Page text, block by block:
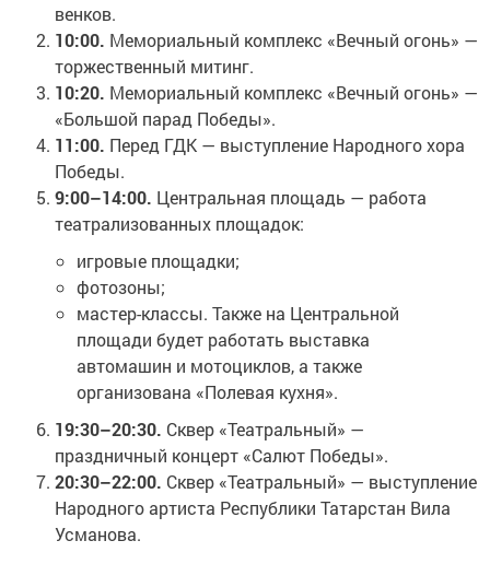
венков.
10:00. Мемориальный комплекс «Вечный огонь» —
торжественный митинг.
10:20. Мемориальный комплекс «Вечный огонь» —
«Большой парад Победы».
11:00. Перед ГДК — выступление Народного хора
Победы.
9:00–14:00. Центральная площадь — работа
театрализованных площадок:
игровые площадки;
фотозоны;
мастер-классы. Также на Центральной
площади будет работать выставка
автомашин и мотоциклов, а также
организована «Полевая кухня».
19:30–20:30. Сквер «Театральный» —
праздничный концерт «Салют Победы».
20:30–22:00. Сквер «Театральный» — выступление
Народного артиста Республики Татарстан Вила
Усманова.